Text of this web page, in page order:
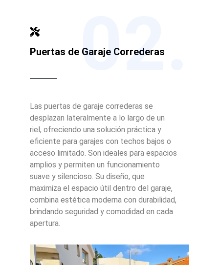
Puertas de Garaje Correderas
02.
Las puertas de garaje correderas se
desplazan lateralmente a lo largo de un
riel, ofreciendo una solución práctica y
eficiente para garajes con techos bajos o
acceso limitado. Son ideales para espacios
amplios y permiten un funcionamiento
suave y silencioso. Su diseño, que
maximiza el espacio útil dentro del garaje,
combina estética moderna con durabilidad,
brindando seguridad y comodidad en cada
apertura.